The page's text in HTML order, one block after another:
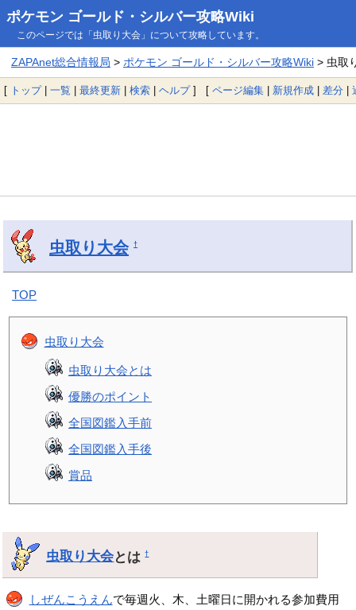
ポケモン ゴールド・シルバー攻略Wiki
このページでは「虫取り大会」について攻略しています。
ZAPAnet総合情報局 > ポケモン ゴールド・シルバー攻略Wiki> 虫取
[ トップ| 一覧 | 最終更新 | 検索 | ヘルプ] [ ページ編集 | 新規作成 | 差分 |
虫取り大会 †
TOP
虫取り大会
虫取り大会とは
優勝のポイント
全国図鑑入手前
全国図鑑入手後
賞品
虫取り大会とは†
しぜんこうえんで毎週火、木、土曜日に開かれる参加費用